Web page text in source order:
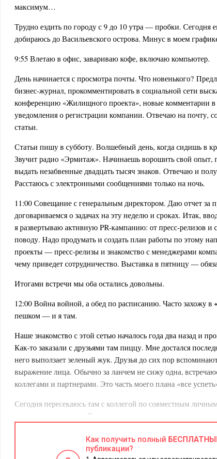
максимум…
Трудно ездить по городу с 9 до 10 утра — пробки. Сегодня
добираюсь до Васильевского острова. Минус в моем
9:55 Влетаю в офис, завариваю кофе, включаю компьютер.
День начинается с просмотра почты. Что новенького?
бизнес-журнал, прокомментировать в социальной сети
конференцию «Жилищного проекта», новые комментарии в
уведомления о регистрации компании. Отвечаю на почту,
статьи.
Статьи пишу в субботу. Волшебный день, когда сидишь в
Звучит радио «Эрмитаж». Начинаешь ворошить свой опыт,
выдать незабвенные двадцать тысяч знаков. Отвечаю и
Расстаюсь с электронными сообщениями только на ночь.
11:00 Совещание с генеральным директором. Даю отчет
договариваемся о задачах на эту неделю и сроках. Итак,
я развертываю активную PR-кампанию: от пресс-релизов и
поводу. Надо продумать и создать план работы по этому
проекты — пресс-релизы и знакомство с менеджерами
чему приведет сотрудничество. Выставка в пятницу —
Итогами встречи мы оба остались довольны.
12:00 Война войной, а обед по расписанию. Часто захожу в
пешком — и я там.
Наше знакомство с этой сетью началось года два назад и
Как-то заказали с друзьями там пиццу. Мне достался
него выползает зеленый жук. Друзья до сих пор
выражение лица. Обычно за ланчем не сижу одна,
коллегами и партнерами. Это часть моего плана «все
Сегодня пересекаюсь там с коллегой по совместным
детали продвижения. Так, подводя итоги, договорились о
технологиям», — думаю я на обратном пути, неся
«Кузей» — легким и удобным ноутбуком Samsung Q70.
Как получить полный
публикации?